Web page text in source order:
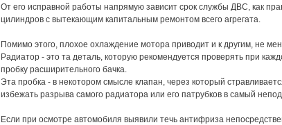
От его исправной работы напрямую зависит срок службы ДВС, как
цилиндров с вытекающим капитальным ремонтом всего агрегата.
Помимо этого, плохое охлаждение мотора приводит и к другим, не
Радиатор - это та деталь, которую рекомендуется проверять при
пробку расширительного бачка.
Эта пробка - в некотором смысле клапан, через который
избежать разрыва самого радиатора или его патрубков в самый
Если при осмотре автомобиля выявили течь антифриза